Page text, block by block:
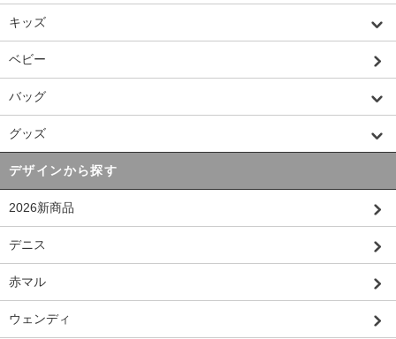
キッズ
ベビー
バッグ
グッズ
デザインから探す
2026新商品
デニス
赤マル
ウェンディ